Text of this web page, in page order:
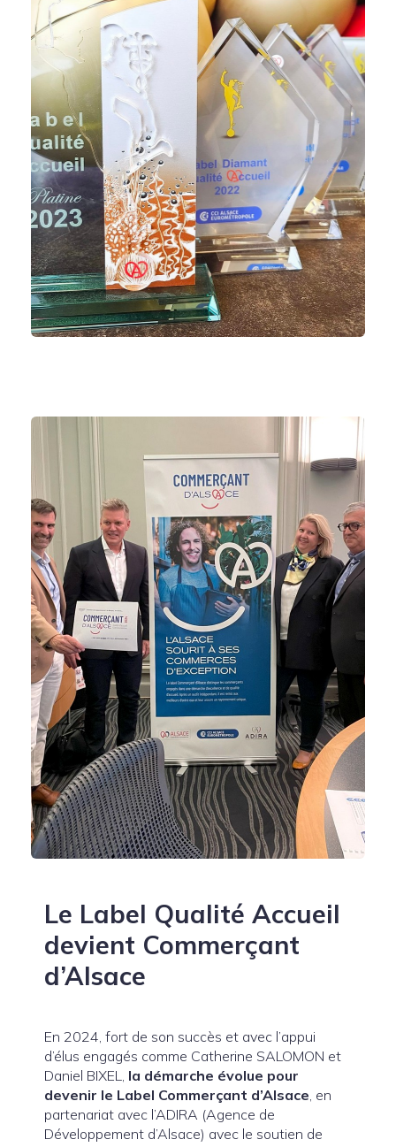
Le Label Qualité Accueil
devient Commerçant
d’Alsace
En 2024, fort de son succès et avec l’appui
d’élus engagés comme Catherine SALOMON et
Daniel BIXEL, la démarche évolue pour
devenir le Label Commerçant d’Alsace, en
partenariat avec l’ADIRA (Agence de
Développement d’Alsace) avec le soutien de